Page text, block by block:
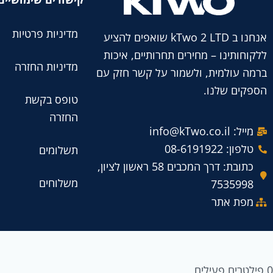
אנחנו ב kTwo 2 LTD שואפים להציע
ללקוחותינו – מחירים תחרותיים, איכות
ברמה עולמית, ולשמור על קשר חזק עם
הספקים שלנו.
מייל: info@kTwo.co.il
טלפון: 08-6191922
כתובת: דרך המכבים 58 ראשון לציון,
7535998
מפת אתר
מדיניות פרטיות
מדיניות החזרה
טופס בקשת
החזרה
תשלומים
משלוחים
0 פילטרים פעילים